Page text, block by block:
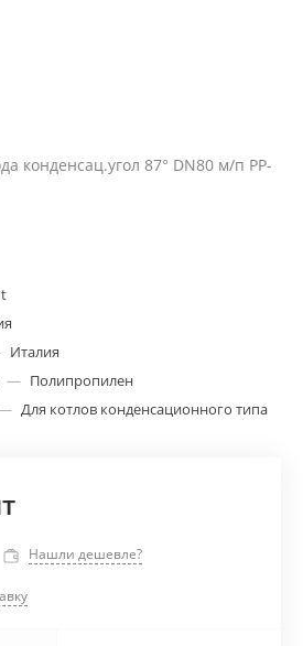
конденсац.угол 87° DN80 м/п PP-
Италия
— Полипропилен
Для котлов конденсационного типа
Нашли дешевле?